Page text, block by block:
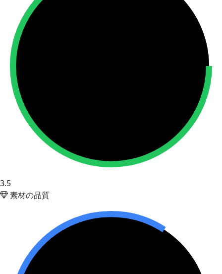
3.5
素材の品質